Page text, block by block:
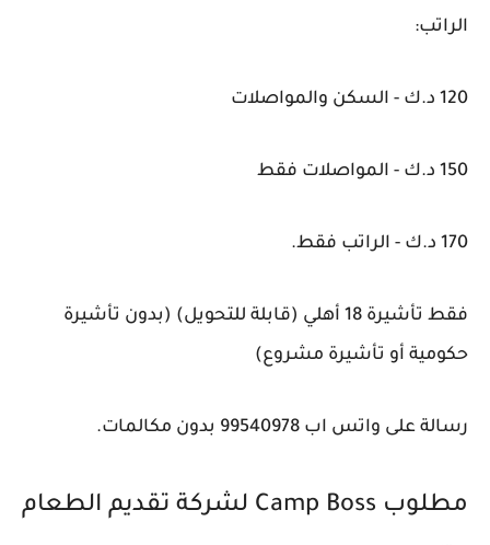
الراتب:
120 د.ك - السكن والمواصلات
150 د.ك - المواصلات فقط
170 د.ك - الراتب فقط.
فقط تأشيرة 18 أهلي (قابلة للتحويل) (بدون تأشيرة
حكومية أو تأشيرة مشروع)
رسالة على واتس اب 99540978 بدون مكالمات.
مطلوب Camp Boss لشركة تقديم الطعام